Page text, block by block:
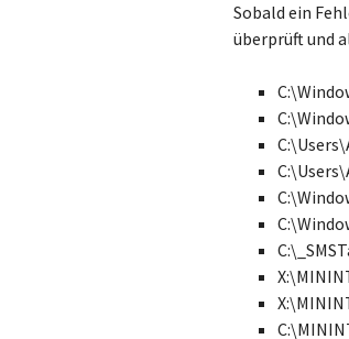
Sobald ein
überprüft und